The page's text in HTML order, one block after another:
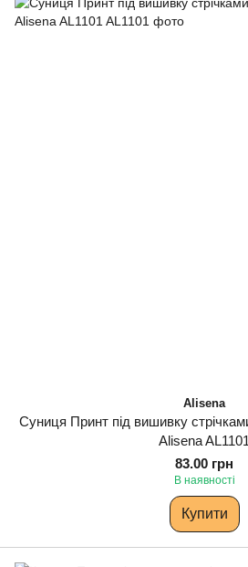
Alisena
Суниця Принт під вишивку
Alisena AL1101
83.00 грн
В наявності
Купити